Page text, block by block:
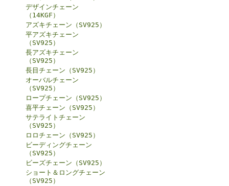
デザインチェーン
（14KGF）
アズキチェーン（SV925）
平アズキチェーン
（SV925）
長アズキチェーン
（SV925）
長目チェーン（SV925）
オーバルチェーン
（SV925）
ロープチェーン（SV925）
喜平チェーン（SV925）
サテライトチェーン
（SV925）
ロロチェーン（SV925）
ビーディングチェーン
（SV925）
ビーズチェーン（SV925）
ショート＆ロングチェーン
（SV925）